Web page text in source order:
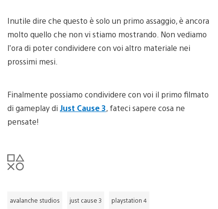
Inutile dire che questo è solo un primo assaggio, è ancora
molto quello che non vi stiamo mostrando. Non vediamo
l’ora di poter condividere con voi altro materiale nei
prossimi mesi.
Finalmente possiamo condividere con voi il primo filmato
di gameplay di Just Cause 3, fateci sapere cosa ne
pensate!
avalanche studios just cause 3 playstation 4